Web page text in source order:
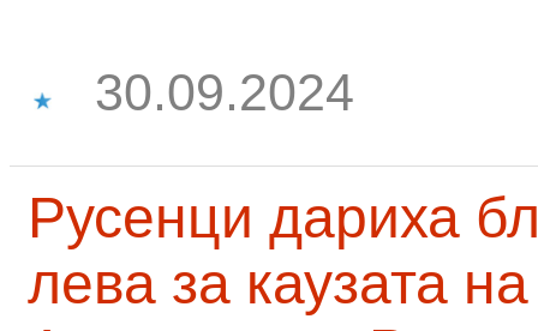
30.09.2024
Русенци дариха
лева за каузата